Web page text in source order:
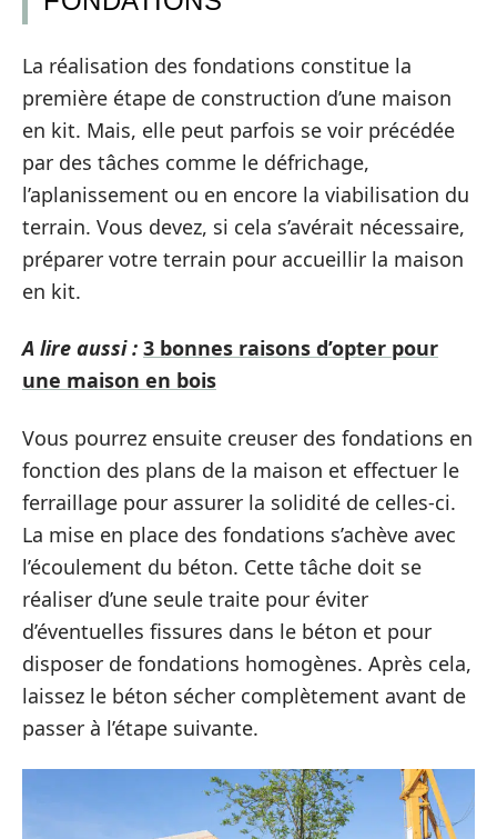
La réalisation des fondations constitue la
première étape de construction d’une maison
en kit. Mais, elle peut parfois se voir précédée
par des tâches comme le défrichage,
l’aplanissement ou en encore la viabilisation du
terrain. Vous devez, si cela s’avérait nécessaire,
préparer votre terrain pour accueillir la maison
en kit.
A lire aussi : 3 bonnes raisons d’opter pour
une maison en bois
Vous pourrez ensuite creuser des fondations en
fonction des plans de la maison et effectuer le
ferraillage pour assurer la solidité de celles-ci.
La mise en place des fondations s’achève avec
l’écoulement du béton. Cette tâche doit se
réaliser d’une seule traite pour éviter
d’éventuelles fissures dans le béton et pour
disposer de fondations homogènes. Après cela,
laissez le béton sécher complètement avant de
passer à l’étape suivante.